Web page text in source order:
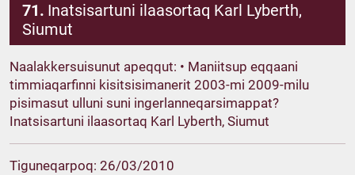
71. Inatsisartuni ilaasortaq Karl Lyberth,
Siumut
Naalakkersuisunut apeqqut: • Maniitsup eqqaani
timmiaqarfinni kisitsisimanerit 2003-mi 2009-milu
pisimasut ulluni suni ingerlanneqarsimappat?
Inatsisartuni ilaasortaq Karl Lyberth, Siumut
Tiguneqarpoq: 26/03/2010